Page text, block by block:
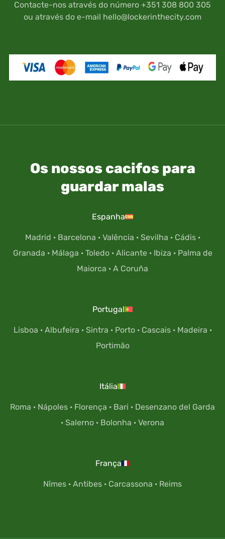
guardados por sua conta e risco.
Contacte-nos através do número +351 308 800 305
ou através do e-mail hello@lockerinthecity.com
Os nossos cacifos para
guardar malas
Espanha
Madrid · Barcelona · Valência · Sevilha · Cádis·
Granada · Málaga · Toledo· Alicante· Ibiza · Palma de
Maiorca · A Coruña
Portugal
Lisboa · Albufeira · Sintra · Porto· Cascais· Madeira ·
Portimão
Itália
Roma · Nápoles · Florença · Bari · Desenzano del Garda
· Salerno · Bolonha · Verona
França
Nîmes · Antibes · Carcassona · Reims